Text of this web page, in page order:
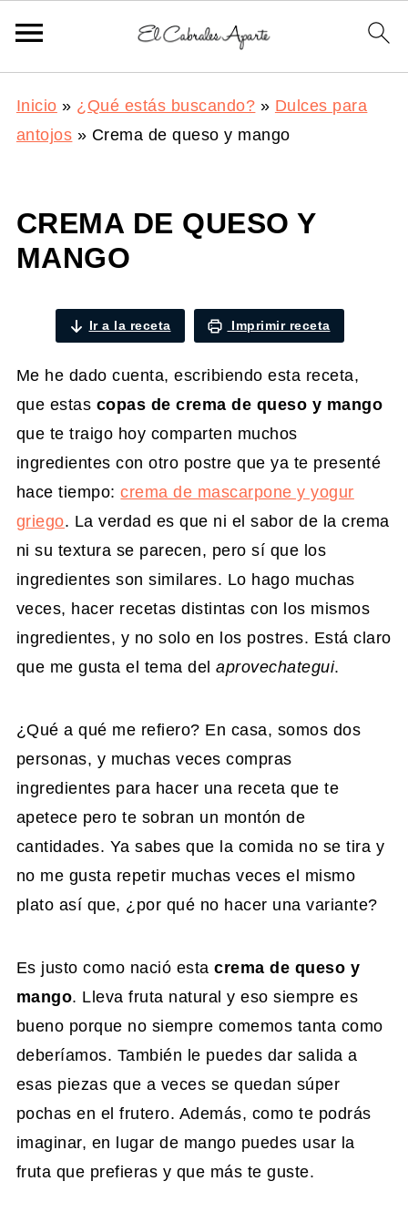
Inicio » ¿Qué estás buscando? » Dulces para
antojos » Crema de queso y mango
CREMA DE QUESO Y
MANGO
Ir a la receta Imprimir receta
Me he dado cuenta, escribiendo esta receta,
que estas copas de crema de queso y mango
que te traigo hoy comparten muchos
ingredientes con otro postre que ya te presenté
hace tiempo:crema de mascarpone y yogur
griego. La verdad es que ni el sabor de la crema
ni su textura se parecen, pero sí que los
ingredientes son similares. Lo hago muchas
veces, hacer recetas distintas con los mismos
ingredientes, y no solo en los postres. Está claro
que me gusta el tema delaprovechategui.
¿Qué a qué me refiero? En casa, somos dos
personas, y muchas veces compras
ingredientes para hacer una receta que te
apetece pero te sobran un montón de
cantidades. Ya sabes que la comida no se tira y
no me gusta repetir muchas veces el mismo
plato así que, ¿por qué no hacer una variante?
Es justo como nació estacrema de queso y
mango. Lleva fruta natural y eso siempre es
bueno porque no siempre comemos tanta como
deberíamos. También le puedes dar salida a
esas piezas que a veces se quedan súper
pochas en el frutero. Además, como te podrás
imaginar, en lugar de mango puedes usar la
fruta que prefieras y que más te guste.